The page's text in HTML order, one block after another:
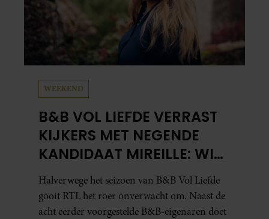
WEEKEND
B&B VOL LIEFDE VERRAST
KIJKERS MET NEGENDE
KANDIDAAT MIREILLE: WIE
IS ZIJ EIGENLIJK?
Halverwege het seizoen van B&B Vol Liefde
gooit RTL het roer onverwacht om. Naast de
acht eerder voorgestelde B&B-eigenaren doet